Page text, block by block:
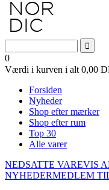
0
Værdi i kurven i alt 0,00
Forsiden
Nyheder
Shop efter mærker
Shop efter rum
Top 30
Alle varer
NEDSATTE VAREVIS
NYHEDERMEDLEM